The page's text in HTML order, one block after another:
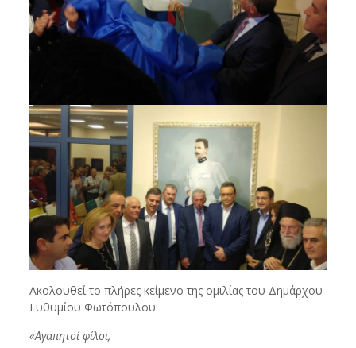
Ακολουθεί το πλήρες κείμενο της ομιλίας του Δημάρχου
Ευθυμίου Φωτόπουλου:
«Αγαπητοί φίλοι,